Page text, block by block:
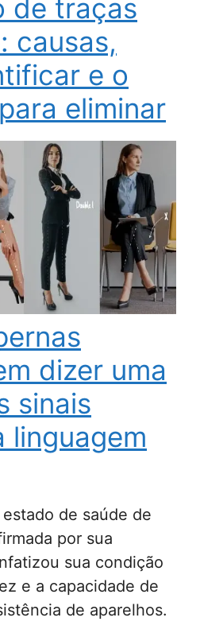
de traças
causas,
e o
eliminar
dizer uma
sinais
linguagem
de saúde de
por sua
sua condição
e a capacidade de
de aparelhos.